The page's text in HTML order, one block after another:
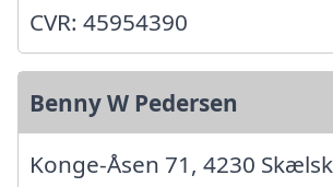
CVR: 45954390
Benny W Pedersen
Konge-Åsen 71, 4230